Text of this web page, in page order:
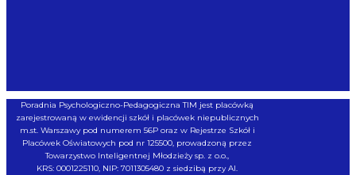
Poradnia Psychologiczno-Pedagogiczna TIM jest placówką
zarejestrowaną w ewidencji szkół i placówek niepublicznych
m.st. Warszawy pod numerem 56P oraz w Rejestrze Szkół i
Placówek Oświatowych pod nr 125500, prowadzoną przez
Towarzystwo Inteligentnej Młodzieży sp. z o.o.,
KRS: 0001225110, NIP: 7011305480 z siedzibą przy Al.